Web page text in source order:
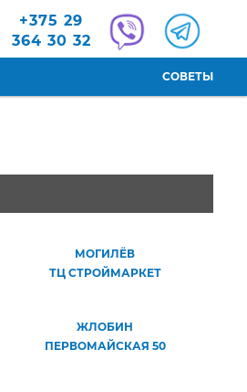
+375 29
364 30 32
СОВЕТЫ
МОГИЛЁВ
ТЦ СТРОЙМАРКЕТ
ЖЛОБИН
ПЕРВОМАЙСКАЯ 50